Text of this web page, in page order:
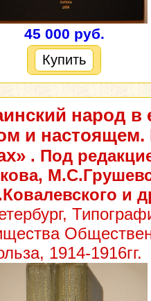
45 000 руб.
Купить
народ в
и настоящем.
. Под
и
1914-1916гг.